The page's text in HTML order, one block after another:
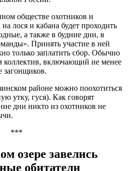
обществе охотников и
лося и кабана будет проходить
а также в будние дни, в
Принять участие в ней
только заплатить сбор. Обычно
коллектив, включающий не менее
загонщиков.
районе можно поохотиться
утку, гуся). Как говорят
дни никто из охотников не
***
озере завелись
обитатели